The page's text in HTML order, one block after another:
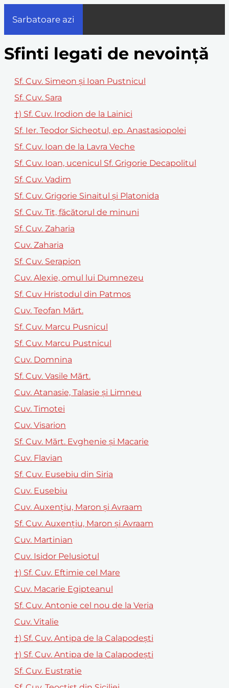
Sarbatoare azi
Sfinti legati de nevoință
Sf. Cuv. Simeon și Ioan Pustnicul
Sf. Cuv. Sara
†) Sf. Cuv. Irodion de la Lainici
Sf. Ier. Teodor Sicheotul, ep. Anastasiopolei
Sf. Cuv. Ioan de la Lavra Veche
Sf. Cuv. Ioan, ucenicul Sf. Grigorie Decapolitul
Sf. Cuv. Vadim
Sf. Cuv. Grigorie Sinaitul și Platonida
Sf. Cuv. Tit, făcătorul de minuni
Sf. Cuv. Zaharia
Cuv. Zaharia
Sf. Cuv. Serapion
Cuv. Alexie, omul lui Dumnezeu
Sf. Cuv Hristodul din Patmos
Cuv. Teofan Mărt.
Sf. Cuv. Marcu Pusnicul
Sf. Cuv. Marcu Pustnicul
Cuv. Domnina
Sf. Cuv. Vasile Mărt.
Cuv. Atanasie, Talasie şi Limneu
Cuv. Timotei
Cuv. Visarion
Sf. Cuv. Mărt. Evghenie şi Macarie
Cuv. Flavian
Sf. Cuv. Eusebiu din Siria
Cuv. Eusebiu
Cuv. Auxenţiu, Maron şi Avraam
Sf. Cuv. Auxenţiu, Maron şi Avraam
Cuv. Martinian
Cuv. Isidor Pelusiotul
†) Sf. Cuv. Eftimie cel Mare
Cuv. Macarie Egipteanul
Sf. Cuv. Antonie cel nou de la Veria
Cuv. Vitalie
†) Sf. Cuv. Antipa de la Calapodești
†) Sf. Cuv. Antipa de la Calapodeşti
Sf. Cuv. Eustratie